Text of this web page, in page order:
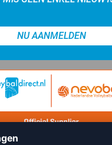
NU AANMELDEN